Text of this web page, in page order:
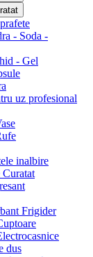
- Soda -
- Gel
uz profesional
inalbire
Curatat
Frigider
dus